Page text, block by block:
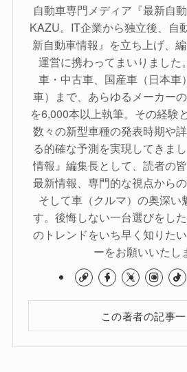
自動車専門メディア『最新自
KAZU。IT企業から独立後、自
新自動車情報』を立ち上げ、
運営に携わってまいりました
車・中古車、国産車（日本車
車）まで、あらゆるメーカー
を6,000本以上執筆。その経験
数々の新型車種の発表時期や
る的確な予測を実現してきま
情報』編集長として、読者の
最新情報、専門的な視点からの
そして車（クルマ）の奥深い
す。後悔しない一台選びをし
のトレンドをいち早く知りた
ーをお願いいたし
この著者の記事